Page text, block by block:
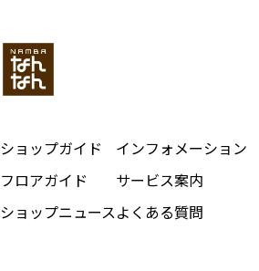
ショップガイド
フロアガイド
ショップニュース
インフォメーション
サービス案内
よくある質問